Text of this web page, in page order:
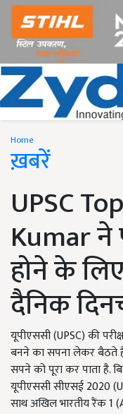
Home
ख़बरें
UPSC
Kumar ने
होने के
दैनिक
यूपीएससी (UPSC) की
बनने का सपना लेकर बैठते
सपने को पूरा कर पाता है.
यूपीएससी सीएसई 2020
साथ अखिल भारतीय रैंक 1